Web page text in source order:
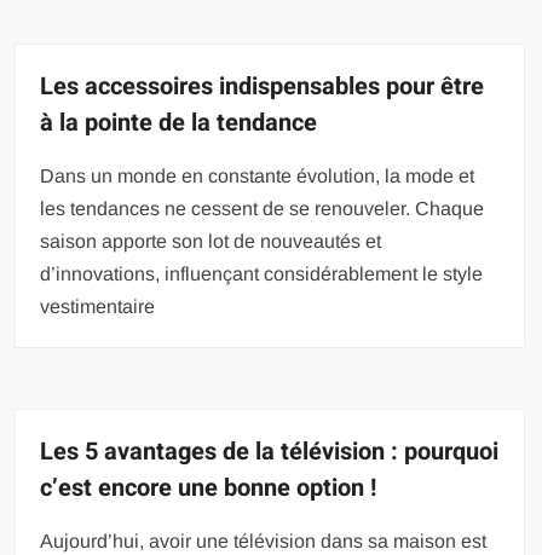
Les accessoires indispensables pour être
à la pointe de la tendance
Dans un monde en constante évolution, la mode et
les tendances ne cessent de se renouveler. Chaque
saison apporte son lot de nouveautés et
d’innovations, influençant considérablement le style
vestimentaire
Les 5 avantages de la télévision : pourquoi
c’est encore une bonne option !
Aujourd’hui, avoir une télévision dans sa maison est